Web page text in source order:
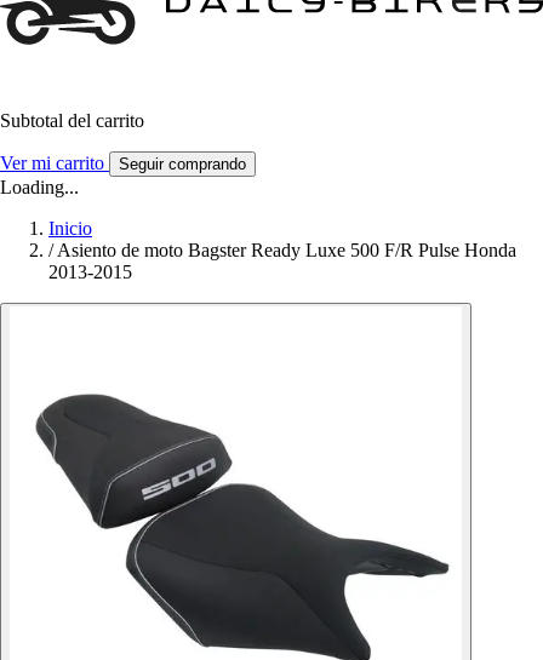
Subtotal del carrito
Ver mi carrito Seguir comprando
Loading...
Inicio
/ Asiento de moto Bagster Ready Luxe 500 F/R Pulse Honda
2013-2015